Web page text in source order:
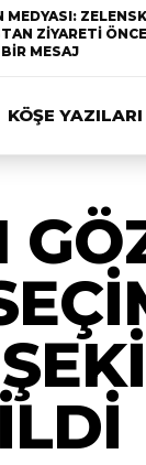
MEDYASI:
ZİYARETİ
MESAJ
KÖŞE YAZILARI